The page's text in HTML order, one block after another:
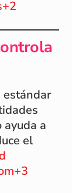
estándar
ayuda a
el